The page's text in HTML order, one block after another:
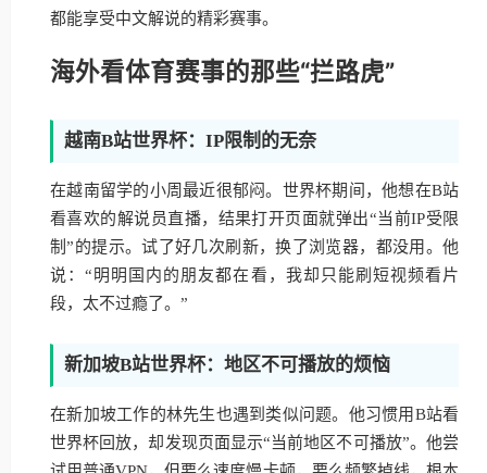
都能享受中文解说的精彩赛事。
海外看体育赛事的那些“拦路虎”
越南B站世界杯：IP限制的无奈
在越南留学的小周最近很郁闷。世界杯期间，他想在B站
看喜欢的解说员直播，结果打开页面就弹出“当前IP受限
制”的提示。试了好几次刷新，换了浏览器，都没用。他
说：“明明国内的朋友都在看，我却只能刷短视频看片
段，太不过瘾了。”
新加坡B站世界杯：地区不可播放的烦恼
在新加坡工作的林先生也遇到类似问题。他习惯用B站看
世界杯回放，却发现页面显示“当前地区不可播放”。他尝